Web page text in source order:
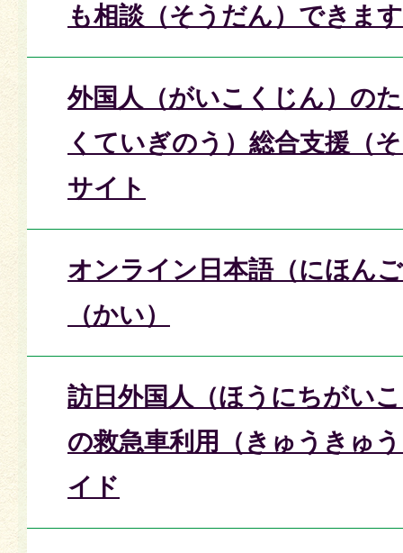
も相談（そうだん）できます
外国人（がいこくじん）の
くていぎのう）総合支援（
サイト
オンライン日本語（にほん
（かい）
訪日外国人（ほうにちがい
の救急車利用（きゅうきゅ
イド